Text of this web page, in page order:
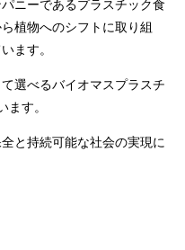
ニーであるプラスチック食
植物へのシフトに取り組
ます。
選べるバイオマスプラスチ
ます。
と持続可能な社会の実現に